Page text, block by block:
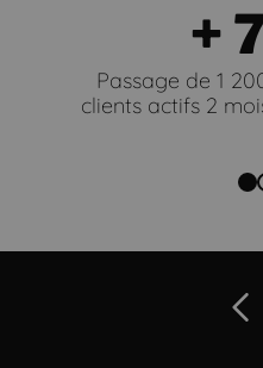
+
Passage de 1
clients actifs 2